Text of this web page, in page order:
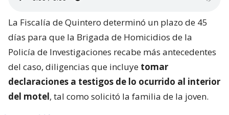
La Fiscalía de Quintero determinó un plazo de 45
días para que la Brigada de Homicidios de la
Policía de Investigaciones recabe más antecedentes
del caso, diligencias que incluye tomar
declaraciones a testigos de lo ocurrido al interior
del motel, tal como solicitó la familia de la joven.